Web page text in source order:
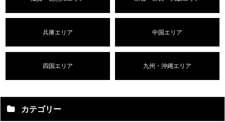
兵庫エリア 中国エリア
四国エリア 九州・沖縄エリア
カテゴリー